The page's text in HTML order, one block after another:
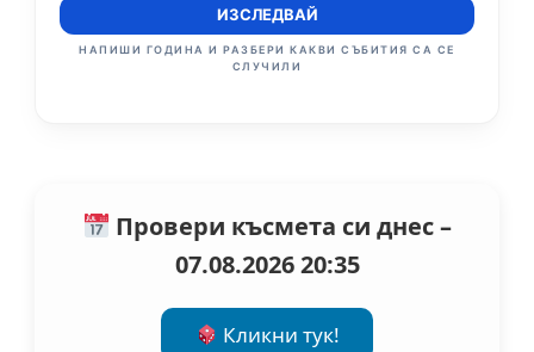
ИЗСЛЕДВАЙ
НАПИШИ ГОДИНА И РАЗБЕРИ КАКВИ СЪБИТИЯ СА СЕ
СЛУЧИЛИ
Провери късмета си днес –
07.08.2026 20:35
Кликни тук!